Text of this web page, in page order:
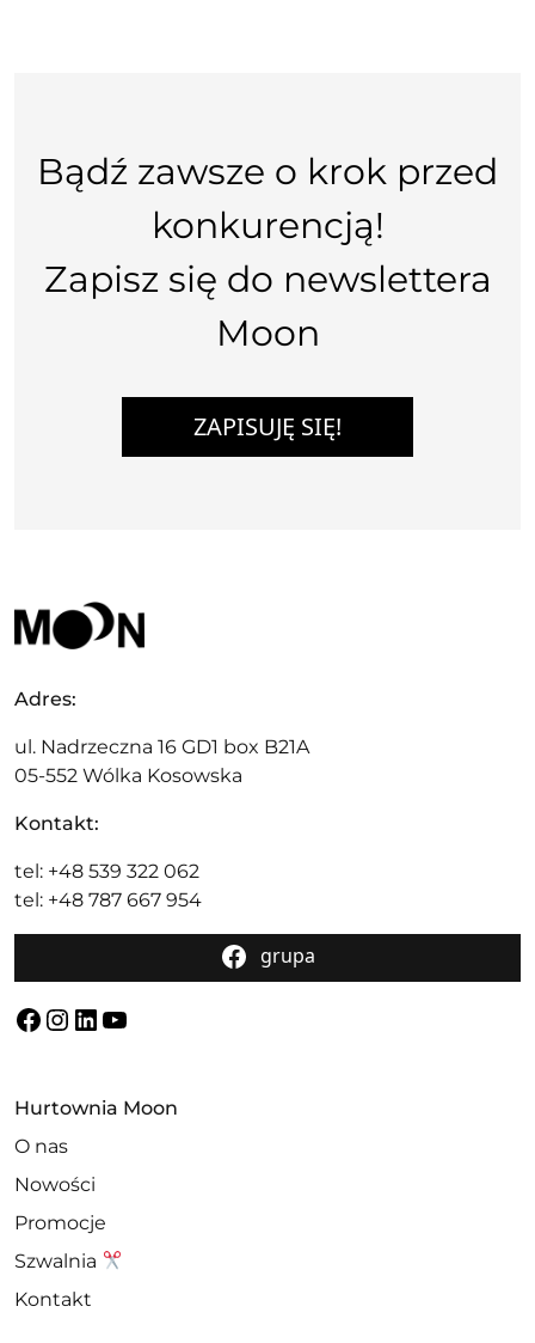
Bądź zawsze o krok przed
konkurencją!
Zapisz się do newslettera
Moon
ZAPISUJĘ SIĘ!
Adres:
ul. Nadrzeczna 16 GD1 box B21A
05-552 Wólka Kosowska
Kontakt:
tel: +48 539 322 062
tel: +48 787 667 954
grupa
Facebook
Instagram
LinkedIn
YouTube
Hurtownia Moon
O nas
Nowości
Promocje
Szwalnia
Kontakt